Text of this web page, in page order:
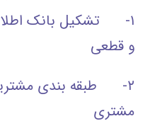
۱- تشکیل بانک
و قطعی
۲- طبقه بندی
مشتری